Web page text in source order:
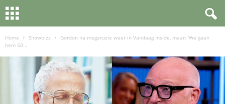
Home Showbizz
Gordon na megaruzie weer in Vandaag Inside, maar: ‘We gaan
hem 50...